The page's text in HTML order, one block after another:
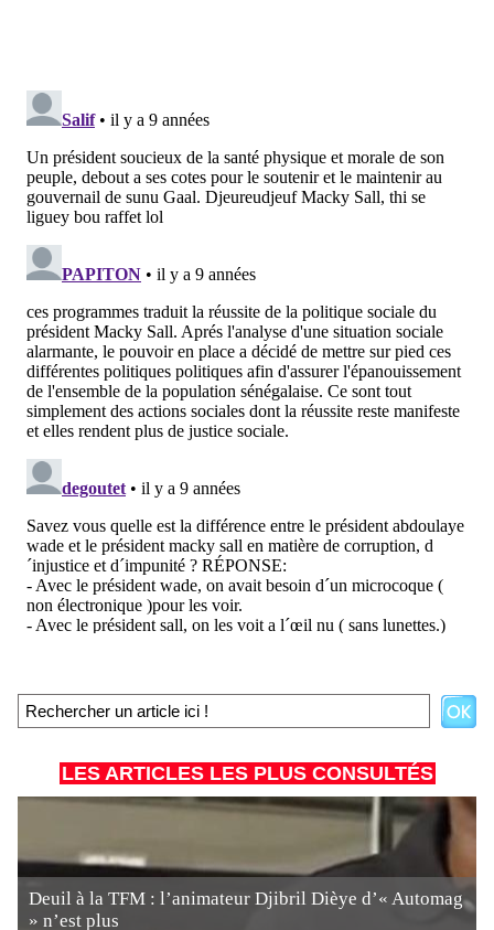
LES ARTICLES LES PLUS CONSULTÉS
Deuil à la TFM : l’animateur Djibril Dièye d’« Automag
» n’est plus